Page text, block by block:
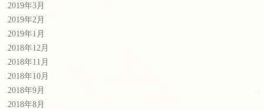
2019年3月
2019年2月
2019年1月
2018年12月
2018年11月
2018年10月
2018年9月
2018年8月